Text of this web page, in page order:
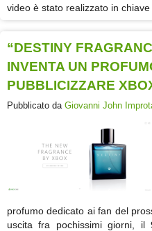
video è stato realizzato in
“DESTINY
INVENTA UN
PUBBLICIZZARE
Pubblicato da Giovanni John
profumo dedicato ai fan del
uscita fra pochissimi giorni, il